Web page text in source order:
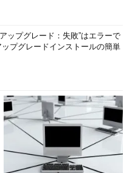
ップグレード：失敗”はエラーで
プグレードインストールの簡単